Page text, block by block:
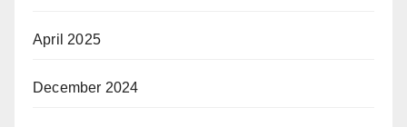
April 2025
December 2024